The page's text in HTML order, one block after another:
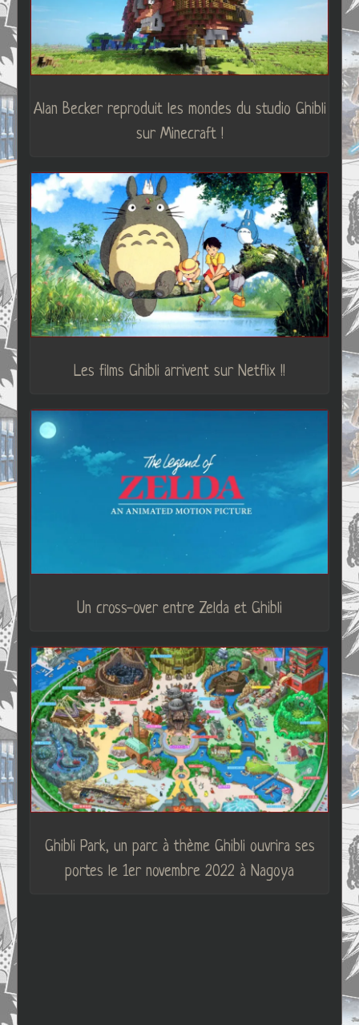
Alan Becker reproduit les mondes du studio Ghibli
sur Minecraft !
Les films Ghibli arrivent sur Netflix !!
Un cross-over entre Zelda et Ghibli
Ghibli Park, un parc à thème Ghibli ouvrira ses
portes le 1er novembre 2022 à Nagoya